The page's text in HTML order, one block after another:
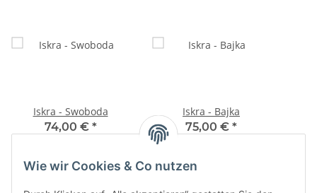
Iskra - Swoboda
74,00 € *
Iskra - Bajka
75,00 € *
Wie wir Cookies & Co nutzen